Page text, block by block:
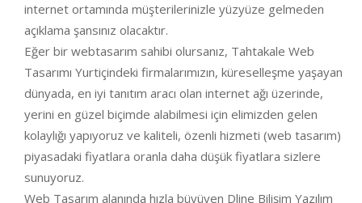
internet ortamında müşterilerinizle yüzyüze gelmeden
açıklama şansınız olacaktır.
Eğer bir webtasarım sahibi olursanız, Tahtakale Web
Tasarımı Yurtiçindeki firmalarımızın, küreselleşme yaşayan
dünyada, en iyi tanıtım aracı olan internet ağı üzerinde,
yerini en güzel biçimde alabilmesi için elimizden gelen
kolaylığı yapıyoruz ve kaliteli, özenli hizmeti (web tasarım)
piyasadaki fiyatlara oranla daha düşük fiyatlara sizlere
sunuyoruz.
Web Tasarım alanında hızla büyüyen Dline Bilişim Yazılım